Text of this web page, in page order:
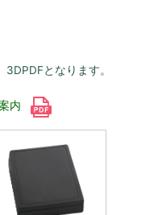
となります。
内